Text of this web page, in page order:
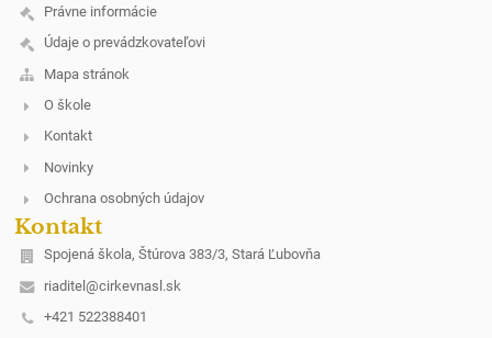
Právne informácie
Údaje o prevádzkovateľovi
Mapa stránok
O škole
Kontakt
Novinky
Ochrana osobných údajov
Kontakt
Spojená škola, Štúrova 383/3, Stará Ľubovňa
riaditel@cirkevnasl.sk
+421 522388401